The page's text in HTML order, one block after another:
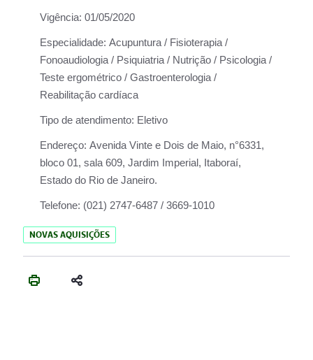
Vigência: 01/05/2020
Especialidade: Acupuntura / Fisioterapia /
Fonoaudiologia / Psiquiatria / Nutrição / Psicologia /
Teste ergométrico / Gastroenterologia /
Reabilitação cardíaca
Tipo de atendimento: Eletivo
Endereço: Avenida Vinte e Dois de Maio, n°6331,
bloco 01, sala 609, Jardim Imperial, Itaboraí,
Estado do Rio de Janeiro.
Telefone: (021) 2747-6487 / 3669-1010
NOVAS AQUISIÇÕES